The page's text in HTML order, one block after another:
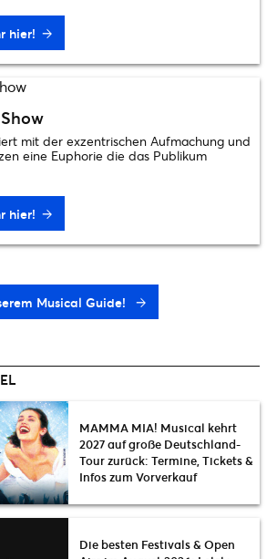
hier!
mit der exzentrischen Aufmachung und
eine Euphorie die das Publikum
hier!
Musical Guide!
MAMMA MIA! Musical kehrt
2027 auf große Deutschland-
Tour zurück: Termine, Tickets &
Infos zum Vorverkauf
Die besten Festivals & Open